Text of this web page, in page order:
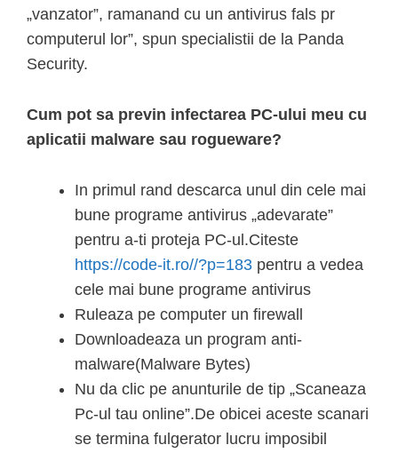
„vanzator”, ramanand cu un antivirus fals pr
computerul lor”, spun specialistii de la Panda
Security.
Cum pot sa previn infectarea PC-ului meu cu
aplicatii malware sau rogueware?
In primul rand descarca unul din cele mai
bune programe antivirus „adevarate”
pentru a-ti proteja PC-ul.Citeste
https://code-it.ro//?p=183 pentru a vedea
cele mai bune programe antivirus
Ruleaza pe computer un firewall
Downloadeaza un program anti-
malware(Malware Bytes)
Nu da clic pe anunturile de tip „Scaneaza
Pc-ul tau online”.De obicei aceste scanari
se termina fulgerator lucru imposibil